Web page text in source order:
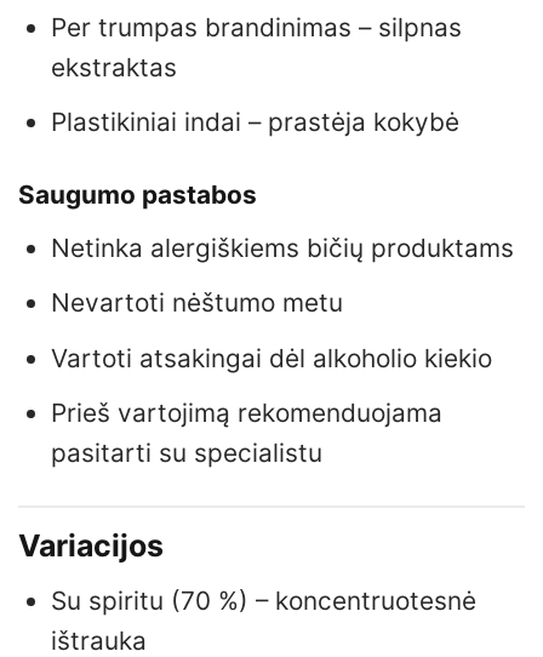
Per trumpas brandinimas – silpnas
ekstraktas
Plastikiniai indai – prastėja kokybė
Saugumo pastabos
Netinka alergiškiems bičių produktams
Nevartoti nėštumo metu
Vartoti atsakingai dėl alkoholio kiekio
Prieš vartojimą rekomenduojama
pasitarti su specialistu
Variacijos
Su spiritu (70 %) – koncentruotesnė
ištrauka